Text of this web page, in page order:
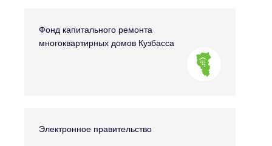
Фонд капитального ремонта
многоквартирных домов Кузбасса
Электронное правительство